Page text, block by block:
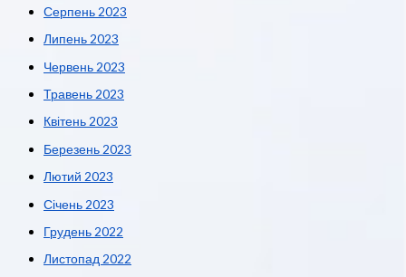
Серпень 2023
Липень 2023
Червень 2023
Травень 2023
Квітень 2023
Березень 2023
Лютий 2023
Січень 2023
Грудень 2022
Листопад 2022